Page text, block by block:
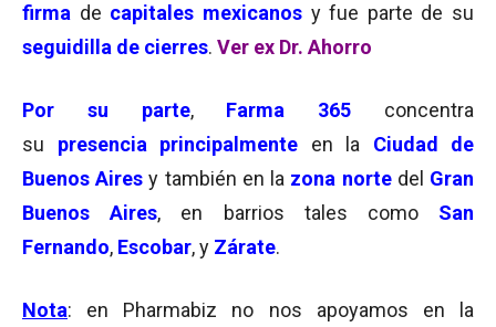
firma de capitales mexicanos y fue parte de su
seguidilla de cierres. Ver ex Dr. Ahorro
Por su parte, Farma 365 concentra
su presencia principalmente en la Ciudad de
Buenos Aires y también en la zona norte del Gran
Buenos Aires, en barrios tales como San
Fernando, Escobar, y Zárate.
Nota: en Pharmabiz no nos apoyamos en la